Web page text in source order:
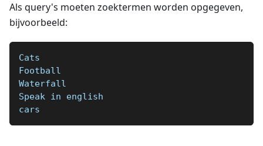
Als query's moeten zoektermen worden opgegeven,
bijvoorbeeld:
Cats
Football
Waterfall
Speak in english
cars